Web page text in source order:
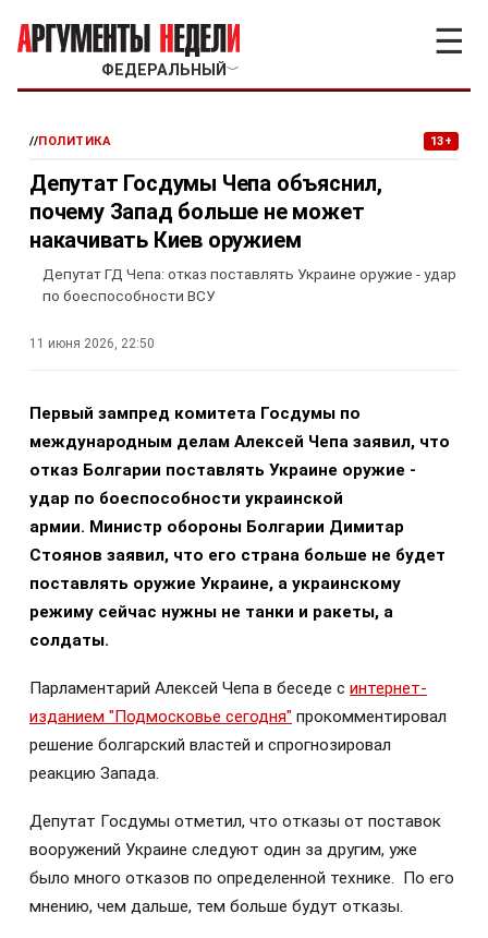
ФЕДЕРАЛЬНЫЙ ﹀
☰
//ПОЛИТИКА 13+
Депутат Госдумы Чепа объяснил,
почему Запад больше не может
накачивать Киев оружием
Депутат ГД Чепа: отказ поставлять Украине оружие - удар
по боеспособности ВСУ
11 июня 2026, 22:50
Первый зампред комитета Госдумы по
международным делам Алексей Чепа заявил, что
отказ Болгарии поставлять Украине оружие -
удар по боеспособности украинской
армии. Министр обороны Болгарии Димитар
Стоянов заявил, что его страна больше не будет
поставлять оружие Украине, а украинскому
режиму сейчас нужны не танки и ракеты, а
солдаты.
Парламентарий Алексей Чепа в беседе с интернет-
изданием "Подмосковье сегодня" прокомментировал
решение болгарский властей и спрогнозировал
реакцию Запада.
Депутат Госдумы отметил, что отказы от поставок
вооружений Украине следуют один за другим, уже
было много отказов по определенной технике. По его
мнению, чем дальше, тем больше будут отказы.